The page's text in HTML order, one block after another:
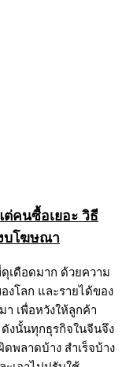
คนซื้อเยอะ วิธี
บโฆษณา
เดือดมาก ด้วยความ
งโลก และรายได้ของ
เพื่อหวังให้ลูกค้า
ดังนั้นทุกธุรกิจในจีนจึง
พลาดบ้าง สำเร็จบ้าง